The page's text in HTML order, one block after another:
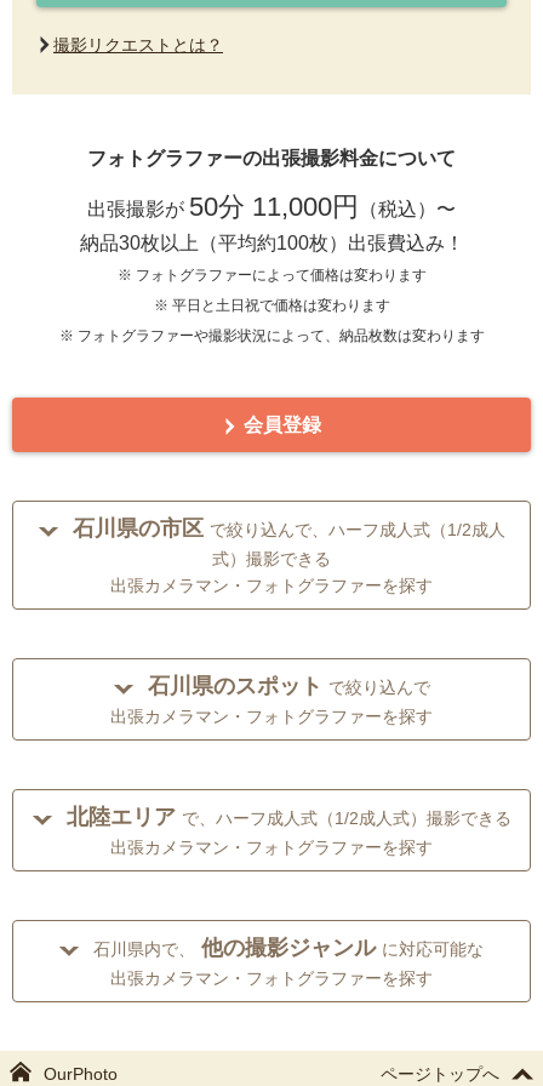
撮影リクエストとは？
フォトグラファーの出張撮影料金について
出張撮影が 50分 11,000円
（税込）〜
納品30枚以上（平均約100枚）出張費込み！
※ フォトグラファーによって価格は変わります
※ 平日と土日祝で価格は変わります
※ フォトグラファーや撮影状況によって、納品枚数は変わります
会員登録
石川県の市区 で絞り込んで、ハーフ成人式（1/2成人
式）撮影できる
出張カメラマン・フォトグラファーを探す
石川県のスポット で絞り込んで
出張カメラマン・フォトグラファーを探す
北陸エリア で、ハーフ成人式（1/2成人式）撮影できる
出張カメラマン・フォトグラファーを探す
石川県内で、 他の撮影ジャンル に対応可能な
出張カメラマン・フォトグラファーを探す
OurPhoto ページトップへ